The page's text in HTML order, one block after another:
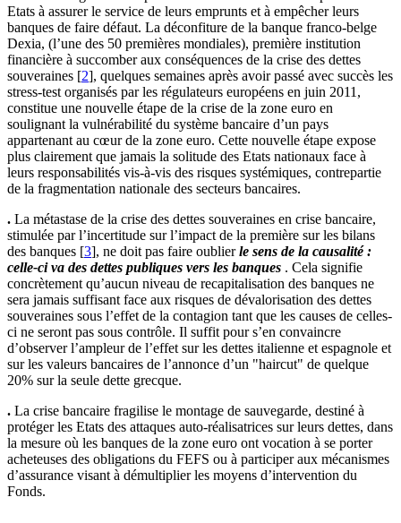
Etats à assurer le service de leurs emprunts et à empêcher leurs
banques de faire défaut. La déconfiture de la banque franco-belge
Dexia, (l’une des 50 premières mondiales), première institution
financière à succomber aux conséquences de la crise des dettes
souveraines [2], quelques semaines après avoir passé avec succès les
stress-test organisés par les régulateurs européens en juin 2011,
constitue une nouvelle étape de la crise de la zone euro en
soulignant la vulnérabilité du système bancaire d’un pays
appartenant au cœur de la zone euro. Cette nouvelle étape expose
plus clairement que jamais la solitude des Etats nationaux face à
leurs responsabilités vis-à-vis des risques systémiques, contrepartie
de la fragmentation nationale des secteurs bancaires.
. La métastase de la crise des dettes souveraines en crise bancaire,
stimulée par l’incertitude sur l’impact de la première sur les bilans
des banques [3], ne doit pas faire oublierle sens de la causalité :
celle-ci va des dettes publiques vers les banques . Cela signifie
concrètement qu’aucun niveau de recapitalisation des banques ne
sera jamais suffisant face aux risques de dévalorisation des dettes
souveraines sous l’effet de la contagion tant que les causes de celles-
ci ne seront pas sous contrôle. Il suffit pour s’en convaincre
d’observer l’ampleur de l’effet sur les dettes italienne et espagnole et
sur les valeurs bancaires de l’annonce d’un "haircut" de quelque
20% sur la seule dette grecque.
. La crise bancaire fragilise le montage de sauvegarde, destiné à
protéger les Etats des attaques auto-réalisatrices sur leurs dettes, dans
la mesure où les banques de la zone euro ont vocation à se porter
acheteuses des obligations du FEFS ou à participer aux mécanismes
d’assurance visant à démultiplier les moyens d’intervention du
Fonds.